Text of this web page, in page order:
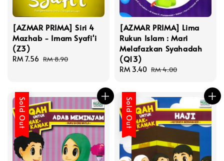
[AZMAR PRIMA] Siri 4
Mazhab - Imam Syafi'i
(Z3)
Sale
RM 7.56 Regular
RM 8.90
[AZMAR PRIMA] Lima
Rukun Islam : Mari
Melafazkan Syahadah
(Q13)
Sale
RM 3.40 Regular
RM 4.00
Sold Out Sold Out